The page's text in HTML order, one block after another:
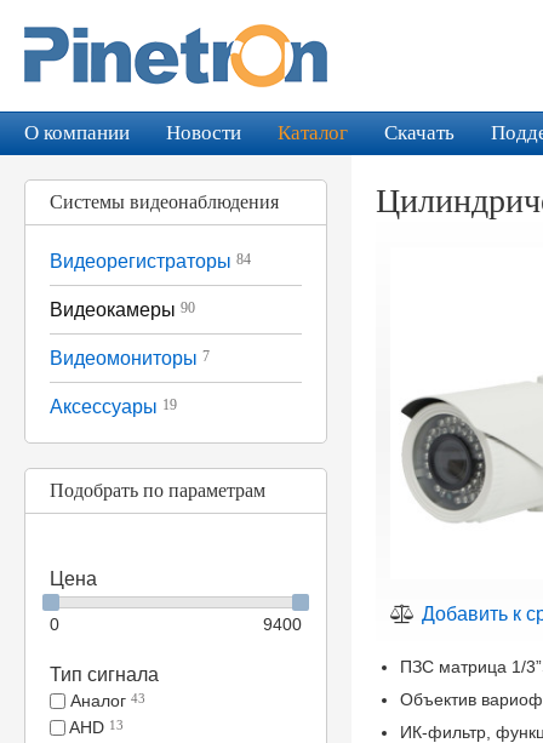
О компании Новости Каталог Скачать
Системы видеонаблюдения
Видеорегистраторы 84
Видеокамеры 90
Видеомониторы 7
Аксессуары 19
Подобрать по параметрам
Цена
0 9400
Тип сигнала
Аналог 43
AHD 13
Добавить к
ПЗС матрица 1/
Объектив
ИК-фильтр,